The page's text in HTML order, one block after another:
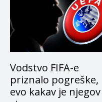
Vodstvo FIFA-e
priznalo pogreške,
evo kakav je njegov